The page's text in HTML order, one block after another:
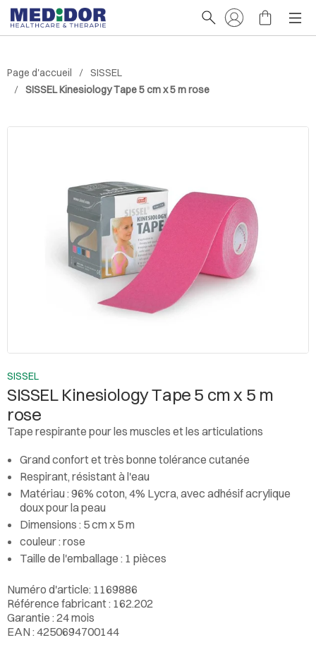
Page d'accueil
SISSEL
SISSEL Kinesiology Tape 5 cm x 5 m rose
SISSEL
SISSEL Kinesiology Tape 5 cm x 5 m
rose
Tape respirante pour les muscles et les articulations
Grand confort et très bonne tolérance cutanée
Respirant, résistant à l'eau
Matériau : 96% coton, 4% Lycra, avec adhésif acrylique
doux pour la peau
Dimensions : 5 cm x 5 m
couleur : rose
Taille de l'emballage : 1 pièces
Numéro d'article: 1169886
Référence fabricant : 162.202
Garantie : 24 mois
EAN : 4250694700144